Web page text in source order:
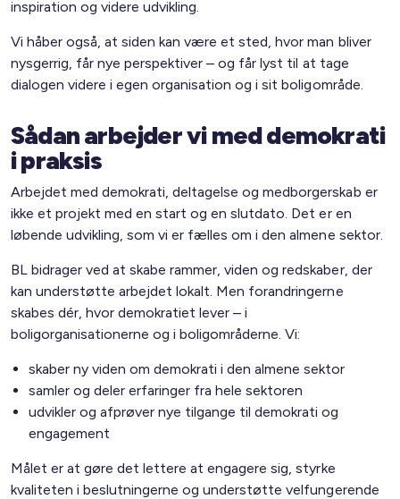
inspiration og videre udvikling.
Vi håber også, at siden kan være et sted, hvor man bliver
nysgerrig, får nye perspektiver – og får lyst til at tage
dialogen videre i egen organisation og i sit boligområde.
Sådan arbejder vi med demokrati
i praksis
Arbejdet med demokrati, deltagelse og medborgerskab er
ikke et projekt med en start og en slutdato. Det er en
løbende udvikling, som vi er fælles om i den almene sektor.
BL bidrager ved at skabe rammer, viden og redskaber, der
kan understøtte arbejdet lokalt. Men forandringerne
skabes dér, hvor demokratiet lever – i
boligorganisationerne og i boligområderne. Vi:
skaber ny viden om demokrati i den almene sektor
samler og deler erfaringer fra hele sektoren
udvikler og afprøver nye tilgange til demokrati og
engagement
Målet er at gøre det lettere at engagere sig, styrke
kvaliteten i beslutningerne og understøtte velfungerende